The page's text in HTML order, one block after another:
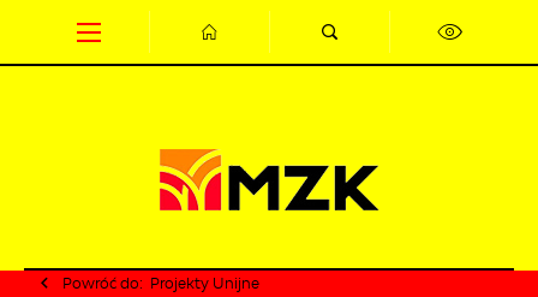
Przejdź do wyszukiwarki.
Przejdź do ustawień wielkości czcionki.
Wyłącz wersję kontrastową strony.
Powróć do: Projekty Unijne